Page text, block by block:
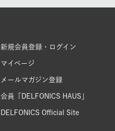
新規会員登録・ログイン
マイページ
メールマガジン登録
会員「DELFONICS HAUS」
DELFONICS Official Site